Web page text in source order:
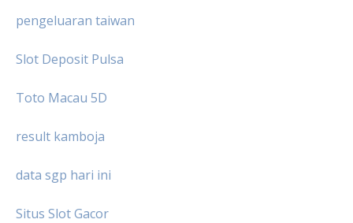
pengeluaran taiwan
Slot Deposit Pulsa
Toto Macau 5D
result kamboja
data sgp hari ini
Situs Slot Gacor